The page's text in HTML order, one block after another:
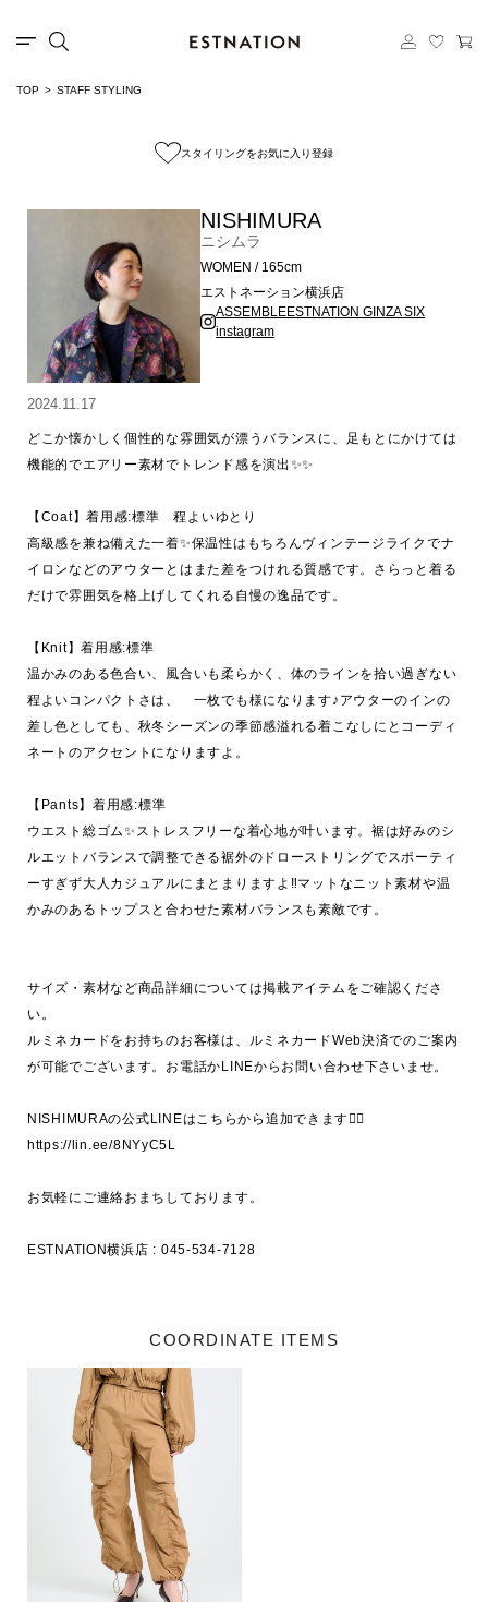
TOP STAFF STYLING
スタイリングをお気に入り登録
NISHIMURA
ニシムラ
WOMEN / 165cm
エストネーション横浜店
ASSEMBLEESTNATION GINZA SIX
instagram
2024.11.17
どこか懐かしく個性的な雰囲気が漂うバランスに、足もとにかけては
機能的でエアリー素材でトレンド感を演出✨✨
【Coat】着用感:標準　程よいゆとり
高級感を兼ね備えた一着✨保温性はもちろんヴィンテージライクでナ
イロンなどのアウターとはまた差をつけれる質感です。さらっと着る
だけで雰囲気を格上げしてくれる自慢の逸品です。
【Knit】着用感:標準
温かみのある色合い、風合いも柔らかく、体のラインを拾い過ぎない
程よいコンパクトさは、　一枚でも様になります♪アウターのインの
差し色としても、秋冬シーズンの季節感溢れる着こなしにとコーディ
ネートのアクセントになりますよ。
【Pants】着用感:標準
ウエスト総ゴム✨ストレスフリーな着心地が叶います。裾は好みのシ
ルエットバランスで調整できる裾外のドローストリングでスポーティ
ーすぎず大人カジュアルにまとまりますよ‼︎マットなニット素材や温
かみのあるトップスと合わせた素材バランスも素敵です。
サイズ・素材など商品詳細については掲載アイテムをご確認くださ
い。
ルミネカードをお持ちのお客様は、ルミネカードWeb決済でのご案内
が可能でございます。お電話かLINEからお問い合わせ下さいませ。
NISHIMURAの公式LINEはこちらから追加できます💁‍♀️
https://lin.ee/8NYyC5L
お気軽にご連絡おまちしております。
ESTNATION横浜店 : 045-534-7128
COORDINATE ITEMS